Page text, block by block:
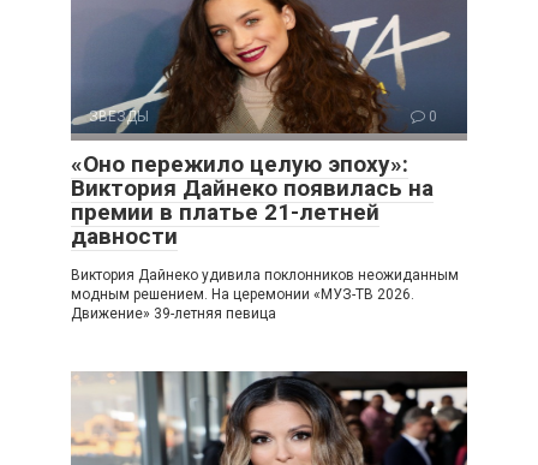
ЗВЕЗДЫ 0
«Оно пережило целую эпоху»:
Виктория Дайнеко появилась на
премии в платье 21-летней
давности
Виктория Дайнеко удивила поклонников неожиданным
модным решением. На церемонии «МУЗ-ТВ 2026.
Движение» 39-летняя певица